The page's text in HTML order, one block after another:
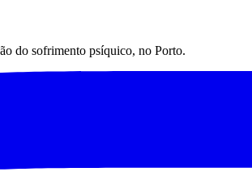
do sofrimento psíquico, no Porto.